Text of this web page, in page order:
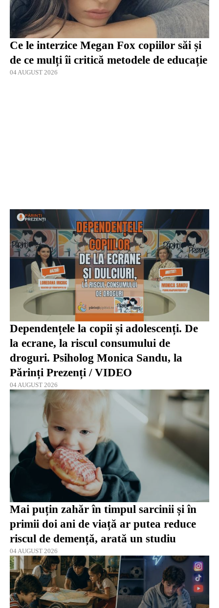
Ce le interzice Megan Fox copiilor săi și
de ce mulți îi critică metodele de educație
04 AUGUST 2026
Dependențele la copii și adolescenți. De
la ecrane, la riscul consumului de
droguri. Psiholog Monica Sandu, la
Părinți Prezenți / VIDEO
04 AUGUST 2026
Mai puțin zahăr în timpul sarcinii și în
primii doi ani de viață ar putea reduce
riscul de demență, arată un studiu
04 AUGUST 2026